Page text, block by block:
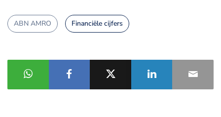
ABN AMRO Financiële cijfers